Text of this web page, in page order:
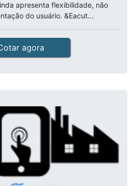
apresenta flexibilidade, não
do usuário. &Eacut...
agora